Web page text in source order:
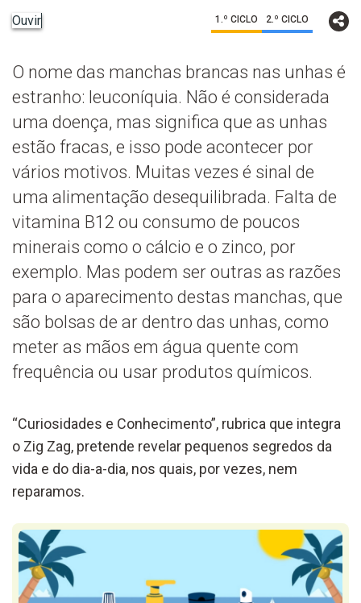
Ouvir 1.º CICLO 2.º CICLO
O nome das manchas brancas nas unhas é
estranho: leuconíquia. Não é considerada
uma doença, mas significa que as unhas
estão fracas, e isso pode acontecer por
vários motivos. Muitas vezes é sinal de
uma alimentação desequilibrada. Falta de
vitamina B12 ou consumo de poucos
minerais como o cálcio e o zinco, por
exemplo. Mas podem ser outras as razões
para o aparecimento destas manchas, que
são bolsas de ar dentro das unhas, como
meter as mãos em água quente com
frequência ou usar produtos químicos.
“Curiosidades e Conhecimento”, rubrica que integra
o Zig Zag, pretende revelar pequenos segredos da
vida e do dia-a-dia, nos quais, por vezes, nem
reparamos.